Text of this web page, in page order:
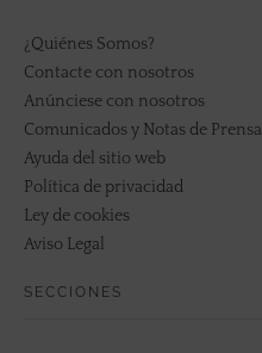
¿Quiénes Somos?
Contacte con nosotros
Anúnciese con nosotros
Comunicados y Notas de Prensa
Ayuda del sitio web
Política de privacidad
Ley de cookies
Aviso Legal
SECCIONES